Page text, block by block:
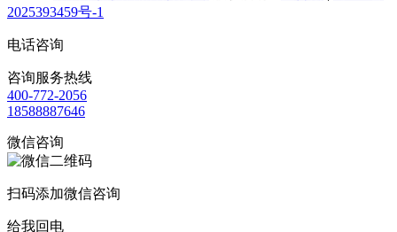
2025393459号-1
电话咨询
咨询服务热线
400-772-2056
18588887646
微信咨询
扫码添加微信咨询
给我回电